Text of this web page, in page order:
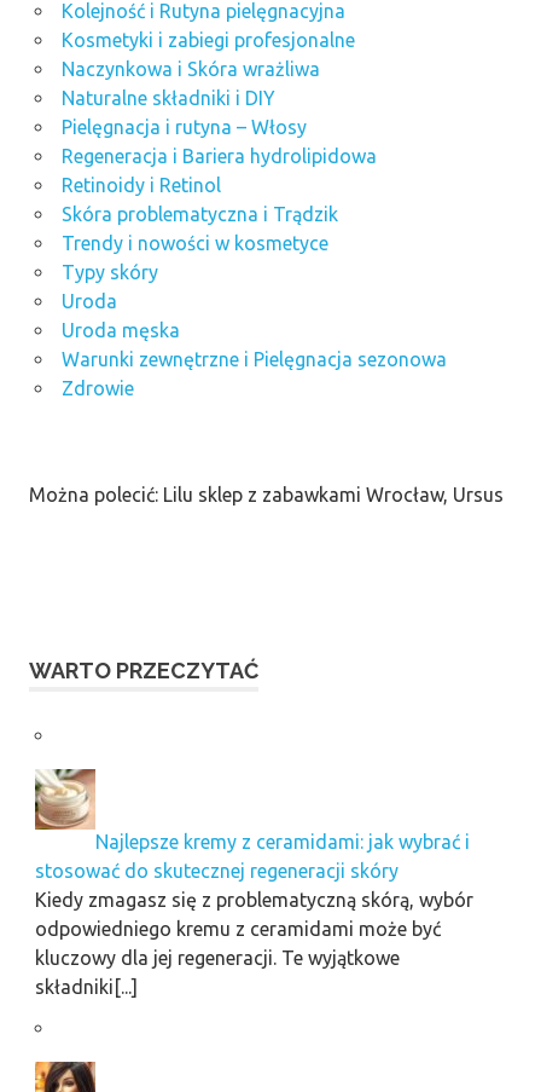
Kolejność i Rutyna pielęgnacyjna
Kosmetyki i zabiegi profesjonalne
Naczynkowa i Skóra wrażliwa
Naturalne składniki i DIY
Pielęgnacja i rutyna – Włosy
Regeneracja i Bariera hydrolipidowa
Retinoidy i Retinol
Skóra problematyczna i Trądzik
Trendy i nowości w kosmetyce
Typy skóry
Uroda
Uroda męska
Warunki zewnętrzne i Pielęgnacja sezonowa
Zdrowie
Można polecić: Lilu sklep z zabawkami Wrocław, Ursus
WARTO PRZECZYTAĆ
Najlepsze kremy z ceramidami: jak wybrać i
stosować do skutecznej regeneracji skóry
Kiedy zmagasz się z problematyczną skórą, wybór
odpowiedniego kremu z ceramidami może być
kluczowy dla jej regeneracji. Te wyjątkowe
składniki[...]